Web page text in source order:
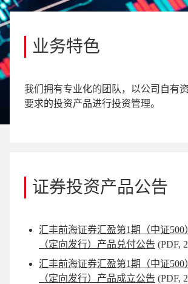
业务特色
我们拥有专业化的团队，以公司自有
要求的投资产品进行投资管理。
证券投资产品公告
汇丰前海证券汇盈第1期（中证500
（定向发行）产品兑付公告 (PDF,
汇丰前海证券汇盈第1期（中证500
（定向发行）产品成立公告 (PDF,